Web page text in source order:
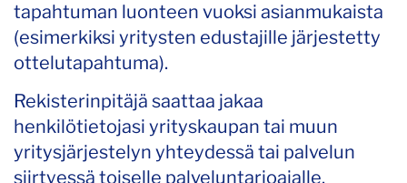
tapahtuman luonteen vuoksi asianmukaista
(esimerkiksi yritysten edustajille järjestetty
ottelutapahtuma).
Rekisterinpitäjä saattaa jakaa
henkilötietojasi yrityskaupan tai muun
yritysjärjestelyn yhteydessä tai palvelun
siirtyessä toiselle palveluntarjoajalle.